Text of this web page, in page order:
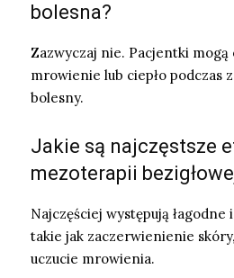
bolesna?
Zazwyczaj nie. Pacjentki mogą
mrowienie lub ciepło podczas
bolesny.
Jakie są najczęstsze
mezoterapii
Najczęściej występują
takie jak zaczerwienienie
uczucie mrowienia.